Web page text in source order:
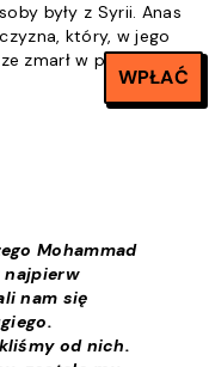
były z Syrii. Anas
który, w jego
zmarł w polskim
Mohammad
najpierw
nam się
od nich.
WPŁAĆ